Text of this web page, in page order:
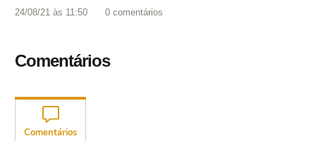
24/08/21 às 11:50 0 comentários
Comentários